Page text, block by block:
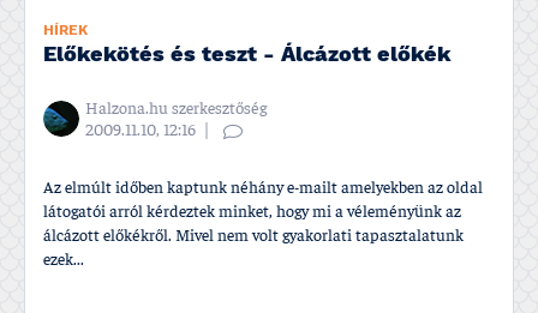
HÍREK
Előkekötés és teszt - Álcázott előkék
Halzona.hu szerkesztőség
2009.11.10, 12:16
Az elmúlt időben kaptunk néhány e-mailt amelyekben az oldal
látogatói arról kérdeztek minket, hogy mi a véleményünk az
álcázott előkékről. Mivel nem volt gyakorlati tapasztalatunk
ezek...